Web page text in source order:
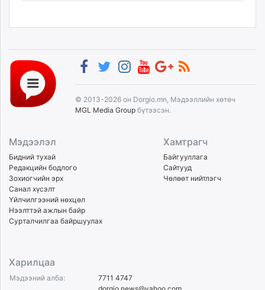
© 2013-2026 он Dorgio.mn, Мэдээллийн хөтөч
MGL Media Group бүтээсэн.
Мэдээлэл
Бидний тухай
Редакцийн бодлого
Зохиогчийн эрх
Санал хүсэлт
Үйлчилгээний нөхцөл
Нээлттэй ажлын байр
Сурталчилгаа байршуулах
Хамтрагч
Байгууллага
Сайтууд
Чөлөөт нийтлэгч
Харилцаа
Мэдээний алба:
7711 4747